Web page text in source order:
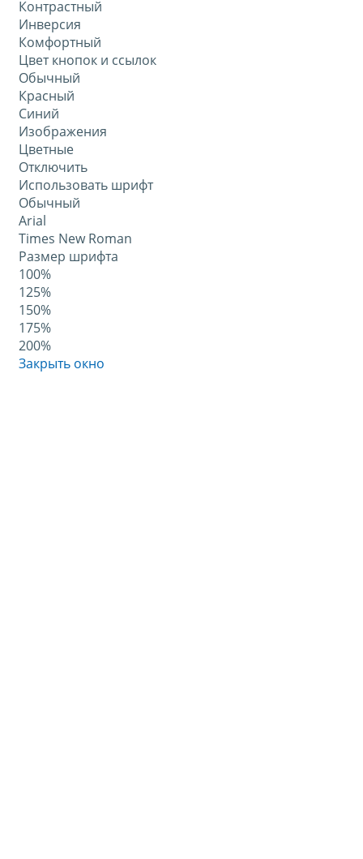
Контрастный
Инверсия
Комфортный
Цвет кнопок и ссылок
Обычный
Красный
Синий
Изображения
Цветные
Отключить
Использовать шрифт
Обычный
Arial
Times New Roman
Размер шрифта
100%
125%
150%
175%
200%
Закрыть окно